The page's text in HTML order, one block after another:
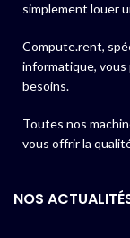
simplement louer
Compute.rent,
informatique, vous
besoins.
Toutes nos
vous offrir la
NOS